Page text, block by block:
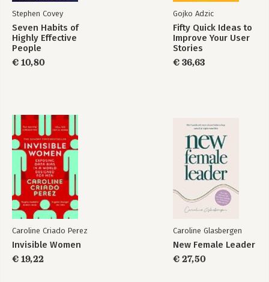
Stephen Covey
Seven Habits of
Highly Effective
People
€ 10,80
Gojko Adzic
Fifty Quick Ideas to
Improve Your User
Stories
€ 36,63
Caroline Criado Perez
Invisible Women
€ 19,22
Caroline Glasbergen
New Female Leader
€ 27,50